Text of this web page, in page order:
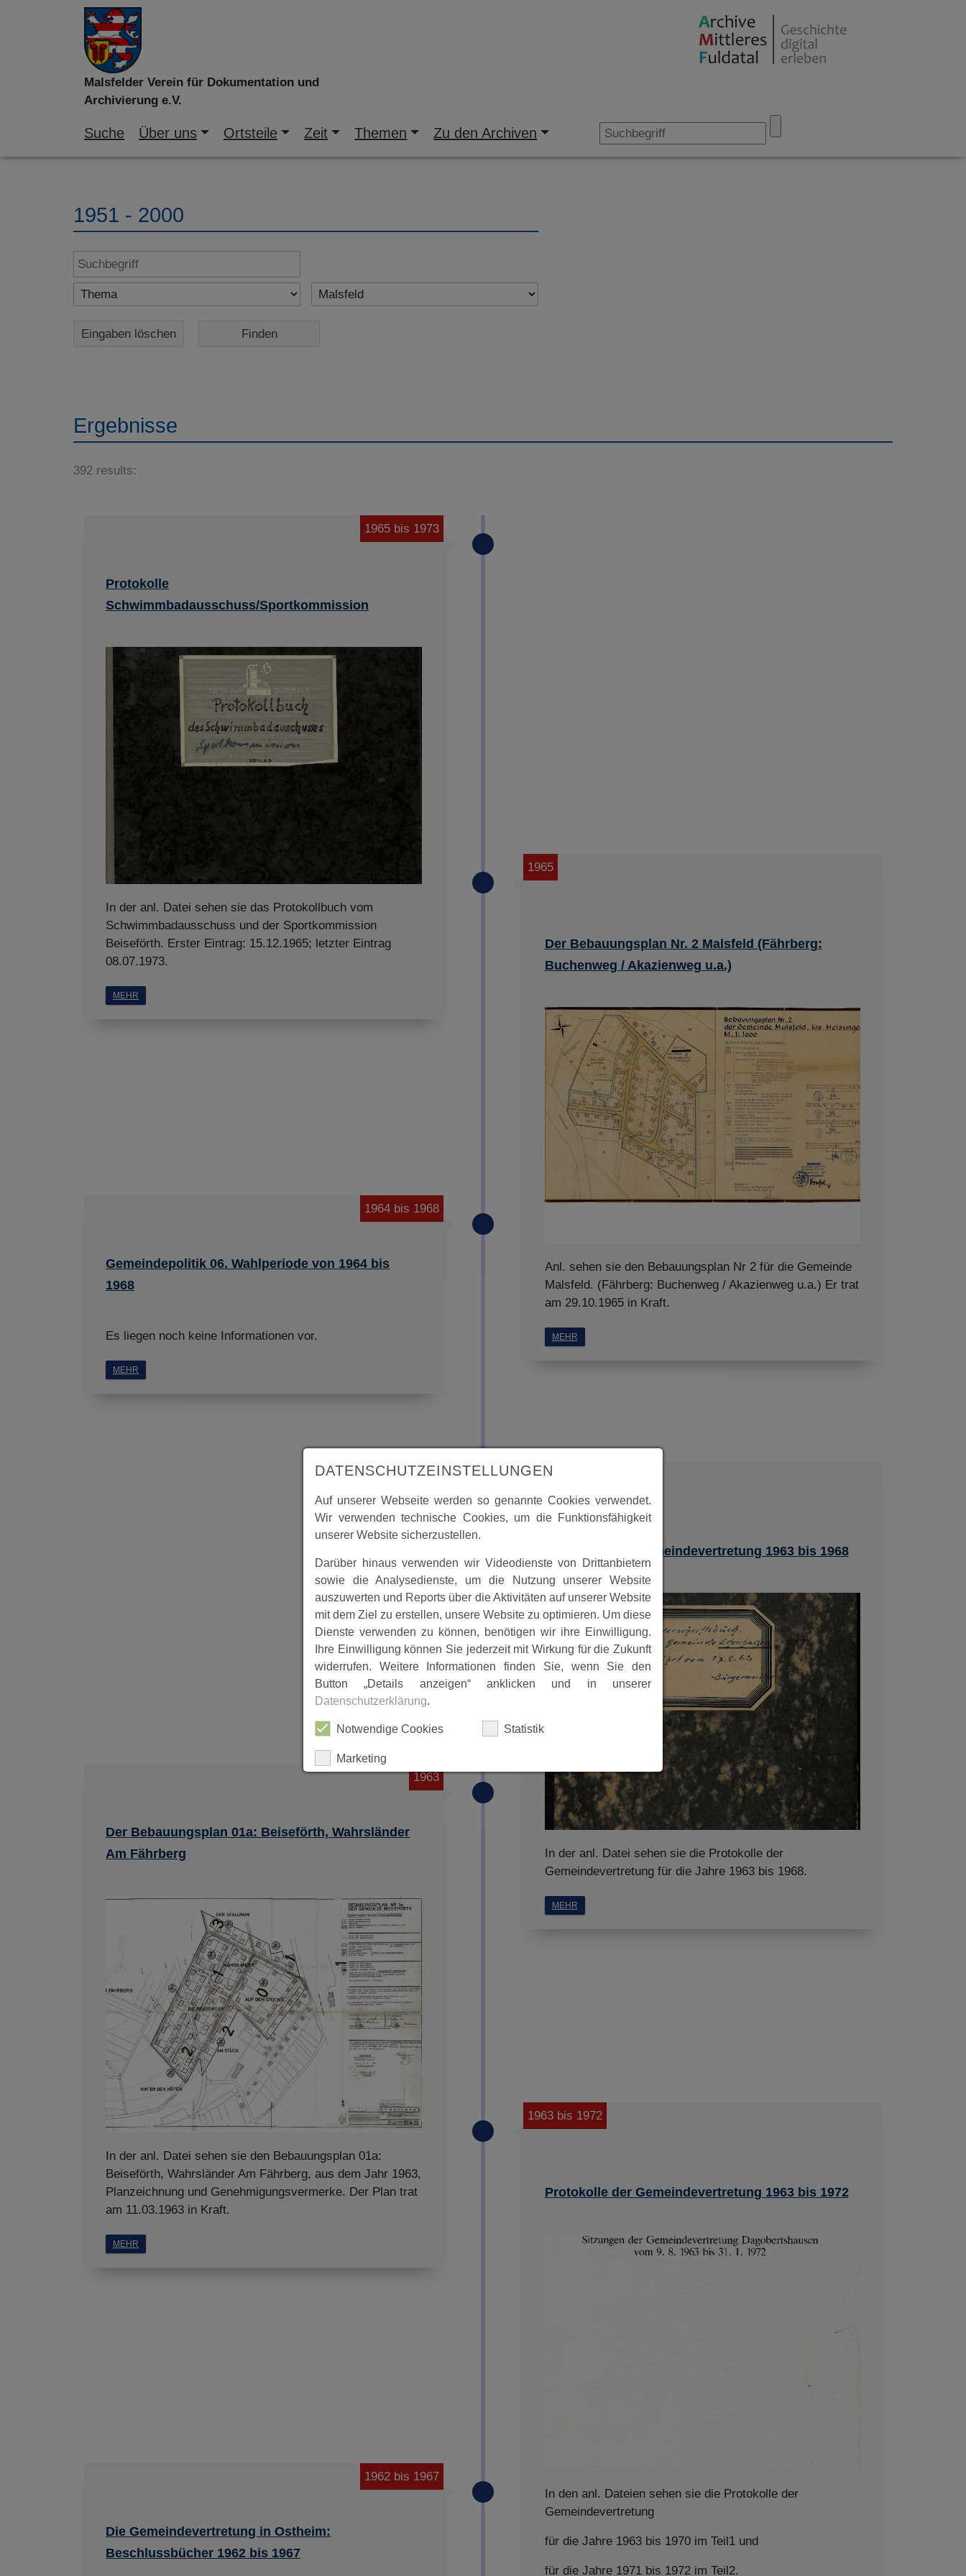
Malsfelder Verein für Dokumentation und
Archivierung e.V.
Suche Über uns Ortsteile Zeit Themen Zu den Archiven
1951 - 2000
Eingaben löschen
Ergebnisse
392 results:
Protokolle
Schwimmbadausschuss/Sportkommission
1965 bis 1973
In der anl. Datei sehen sie das Protokollbuch vom
Schwimmbadausschuss und der Sportkommission
Beiseförth. Erster Eintrag: 15.12.1965; letzter Eintrag
08.07.1973.
MEHR
Der Bebauungsplan Nr. 2 Malsfeld (Fährberg:
Buchenweg / Akazienweg u.a.)
1965
Anl. sehen sie den Bebauungsplan Nr 2 für die Gemeinde
Malsfeld. (Fährberg: Buchenweg / Akazienweg u.a.) Er trat
am 29.10.1965 in Kraft.
MEHR
Gemeindepolitik 06. Wahlperiode von 1964 bis
1968
1964 bis 1968
Es liegen noch keine Informationen vor.
MEHR
Protokolle der Gemeindevertretung 1963 bis 1968
1963 bis 1968
In der anl. Datei sehen sie die Protokolle der
Gemeindevertretung für die Jahre 1963 bis 1968.
MEHR
Der Bebauungsplan 01a: Beiseförth, Wahrsländer
Am Fährberg
1963
In der anl. Datei sehen sie den Bebauungsplan 01a:
Beiseförth, Wahrsländer Am Fährberg, aus dem Jahr 1963,
Planzeichnung und Genehmigungsvermerke. Der Plan trat
am 11.03.1963 in Kraft.
MEHR
Protokolle der Gemeindevertretung 1963 bis 1972
1963 bis 1972
In den anl. Dateien sehen sie die Protokolle der
Gemeindevertretung
für die Jahre 1963 bis 1970 im Teil1 und
für die Jahre 1971 bis 1972 im Teil2.
Die Gemeindevertretung in Ostheim:
Beschlussbücher 1962 bis 1967
1962 bis 1967
DATENSCHUTZEINSTELLUNGEN
Auf unserer Webseite werden so genannte Cookies verwendet.
Wir verwenden technische Cookies, um die Funktionsfähigkeit
unserer Website sicherzustellen.
Darüber hinaus verwenden wir Videodienste von Drittanbietern
sowie die Analysedienste, um die Nutzung unserer Website
auszuwerten und Reports über die Aktivitäten auf unserer Website
mit dem Ziel zu erstellen, unsere Website zu optimieren. Um diese
Dienste verwenden zu können, benötigen wir ihre Einwilligung.
Ihre Einwilligung können Sie jederzeit mit Wirkung für die Zukunft
widerrufen. Weitere Informationen finden Sie, wenn Sie den
Button „Details anzeigen“ anklicken und in unserer
Datenschutzerklärung.
Notwendige Cookies Statistik
Marketing
ALLES AUSWÄHLEN